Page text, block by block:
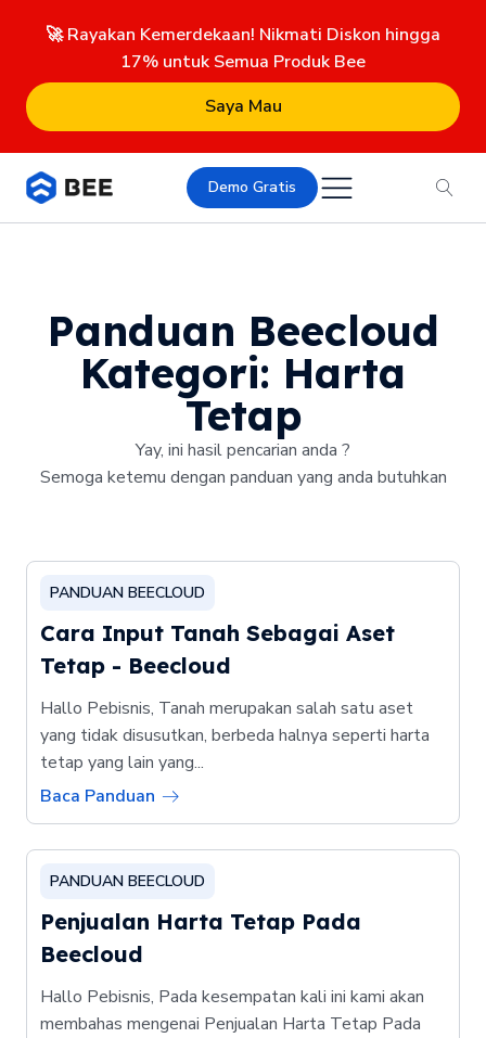
🚀 Rayakan Kemerdekaan! Nikmati Diskon hingga
17% untuk Semua Produk Bee
Saya Mau
Demo Gratis
Panduan Beecloud
Kategori: Harta
Tetap
Yay, ini hasil pencarian anda ?
Semoga ketemu dengan panduan yang anda butuhkan
PANDUAN BEECLOUD
Cara Input Tanah Sebagai Aset
Tetap - Beecloud
Hallo Pebisnis, Tanah merupakan salah satu aset
yang tidak disusutkan, berbeda halnya seperti harta
tetap yang lain yang...
Baca Panduan
PANDUAN BEECLOUD
Penjualan Harta Tetap Pada
Beecloud
Hallo Pebisnis, Pada kesempatan kali ini kami akan
membahas mengenai Penjualan Harta Tetap Pada